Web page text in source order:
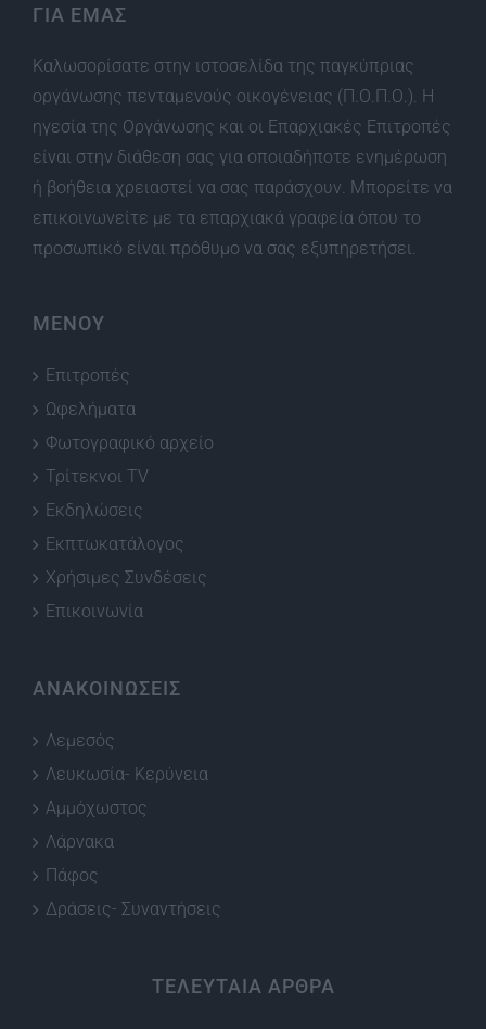
ΓΙΑ ΕΜΑΣ
Καλωσορίσατε στην ιστοσελίδα της παγκύπριας
οργάνωσης πενταμενούς οικογένειας (Π.Ο.Π.Ο.). Η
ηγεσία της Οργάνωσης και οι Επαρχιακές Επιτροπές
είναι στην διάθεση σας για οποιαδήποτε ενημέρωση
ή βοήθεια χρειαστεί να σας παράσχουν. Μπορείτε να
επικοινωνείτε με τα επαρχιακά γραφεία όπου το
προσωπικό είναι πρόθυμο να σας εξυπηρετήσει.
ΜΕΝΟΥ
Επιτροπές
Ωφελήματα
Φωτογραφικό αρχείο
Τρίτεκνοι TV
Εκδηλώσεις
Εκπτωκατάλογος
Χρήσιμες Συνδέσεις
Επικοινωνία
ΑΝΑΚΟΙΝΩΣΕΙΣ
Λεμεσός
Λευκωσία- Κερύνεια
Αμμόχωστος
Λάρνακα
Πάφος
Δράσεις- Συναντήσεις
ΤΕΛΕΥΤΑΙΑ ΑΡΘΡΑ